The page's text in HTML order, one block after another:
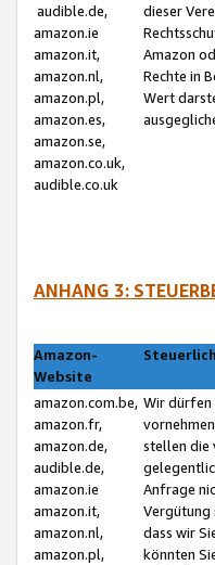
audible.de,
amazon.ie
amazon.it,
amazon.nl,
amazon.pl,
amazon.es,
amazon.se,
amazon.co.uk,
audible.co.uk
dieser
Amazon
Rechte in
Wert
ANHANG 3:
Amazon-
Website
amazon.com.be,
amazon.fr,
amazon.de,
audible.de,
amazon.ie
amazon.it,
amazon.nl,
amazon.pl,
Wir dürfen
stellen die
Anfrage
Vergütung
dass wir
könnten